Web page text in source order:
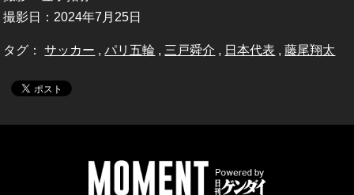
撮影日：2024年7月25日
タグ：サッカー ,パリ五輪 , 三戸舜介 , 日本代表 ,藤尾翔太